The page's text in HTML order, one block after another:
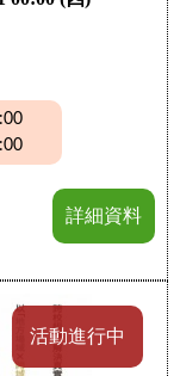
詳細資料
活動進行中